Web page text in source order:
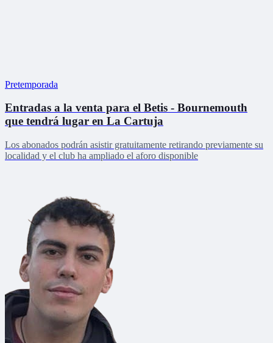
Pretemporada
Entradas a la venta para el Betis - Bournemouth
que tendrá lugar en La Cartuja
Los abonados podrán asistir gratuitamente retirando previamente su
localidad y el club ha ampliado el aforo disponible